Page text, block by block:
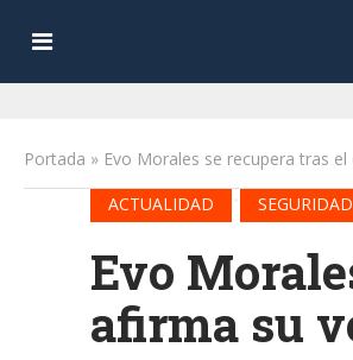
Portada » Evo Morales se recupera tras
ACTUALIDAD
SEGURIDAD
Evo
afirma su